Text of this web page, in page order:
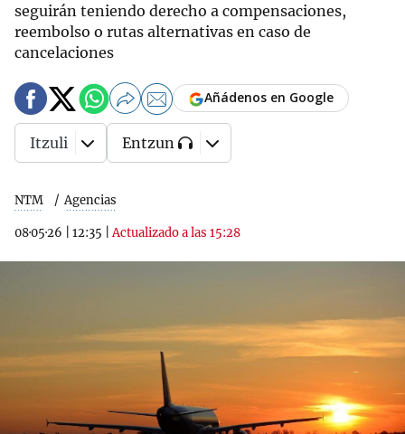
seguirán teniendo derecho a compensaciones,
reembolso o rutas alternativas en caso de
cancelaciones
NTM Agencias
08·05·26 12:35 |Actualizado a las 15:28
Añádenos en Google
Itzuli Entzun